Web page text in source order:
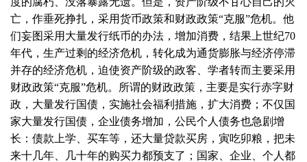
亡，作垂死挣扎，采用货币政策和财政政策“克服”危机。他
们妄图采用大量发行纸币的办法，增加消费，结果上世纪70
年代，生产过剩的经济危机，转化成为通货膨胀与经济停滞
并存的经济危机，迫使资产阶级的政客、学者转而主要采用
财政政策“克服”危机。所谓的财政政策，主要是实行赤字财
政，大量发行国债，实施社会福利措施，扩大消费；不仅国
家大量发行国债，企业债务增加，公民个人债务也急剧增
长：债款上学、买车等，还大量贷款买房，寅吃卯粮，把未
来十几年、几十年的购买力都预支了；国家、企业、个人都